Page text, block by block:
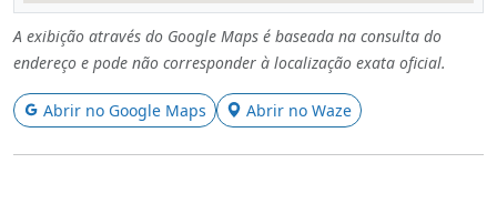
A exibição através do Google Maps é baseada na consulta do
endereço e pode não corresponder à localização exata oficial.
Abrir no Google Maps Abrir no Waze